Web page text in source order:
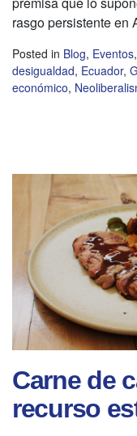
rasgo persistente
Posted in Blog, Eventos,
desigualdad, Ecuador,
económico,
Carne de
recurso